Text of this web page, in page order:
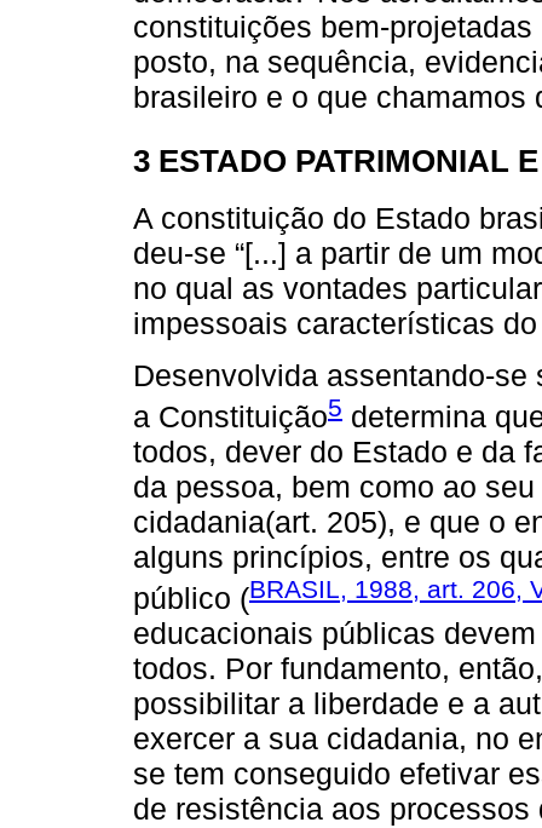
constituições bem-
posto, na sequência,
brasileiro e o que chamamos
3 ESTADO PATRIMONIAL
A constituição do Estado
deu-se “[...] a partir de um
no qual as vontades
impessoais características
Desenvolvida assentando-
a Constituição5 determina
todos, dever do Estado e da
da pessoa, bem como ao
cidadania(art. 205), e que o
alguns princípios, entre os
público (BRASIL, 1988, art. 206,
educacionais públicas
todos. Por fundamento,
possibilitar a liberdade e a
exercer a sua cidadania, no
se tem conseguido efetivar
de resistência aos processos